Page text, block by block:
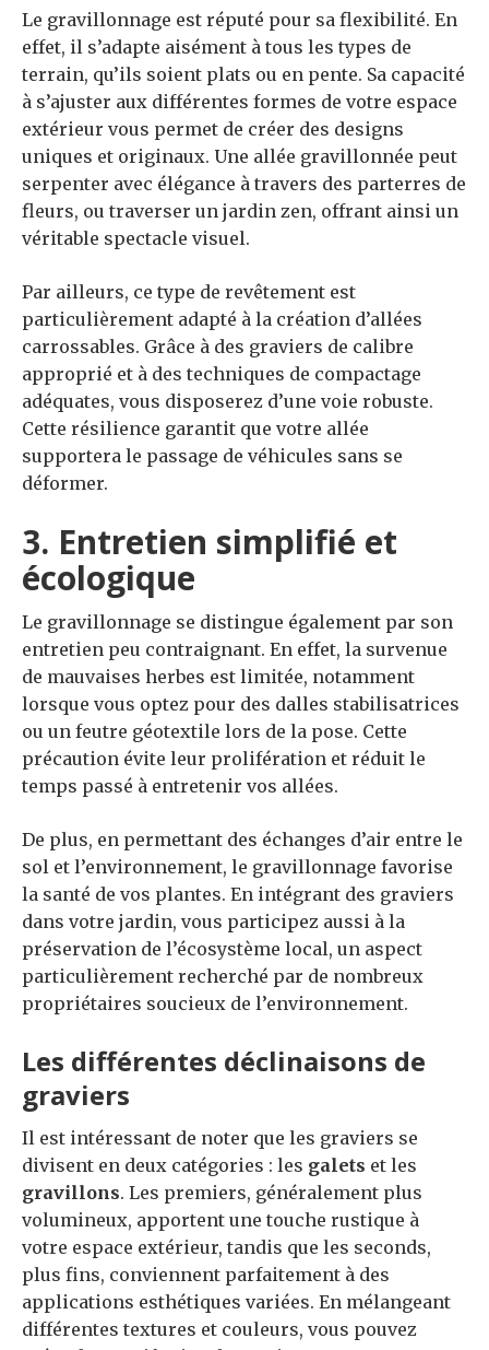
Le gravillonnage est réputé pour sa flexibilité. En
effet, il s’adapte aisément à tous les types de
terrain, qu’ils soient plats ou en pente. Sa capacité
à s’ajuster aux différentes formes de votre espace
extérieur vous permet de créer des designs
uniques et originaux. Une allée gravillonnée peut
serpenter avec élégance à travers des parterres de
fleurs, ou traverser un jardin zen, offrant ainsi un
véritable spectacle visuel.
Par ailleurs, ce type de revêtement est
particulièrement adapté à la création d’allées
carrossables. Grâce à des graviers de calibre
approprié et à des techniques de compactage
adéquates, vous disposerez d’une voie robuste.
Cette résilience garantit que votre allée
supportera le passage de véhicules sans se
déformer.
3. Entretien simplifié et
écologique
Le gravillonnage se distingue également par son
entretien peu contraignant. En effet, la survenue
de mauvaises herbes est limitée, notamment
lorsque vous optez pour des dalles stabilisatrices
ou un feutre géotextile lors de la pose. Cette
précaution évite leur prolifération et réduit le
temps passé à entretenir vos allées.
De plus, en permettant des échanges d’air entre le
sol et l’environnement, le gravillonnage favorise
la santé de vos plantes. En intégrant des graviers
dans votre jardin, vous participez aussi à la
préservation de l’écosystème local, un aspect
particulièrement recherché par de nombreux
propriétaires soucieux de l’environnement.
Les différentes déclinaisons de
graviers
Il est intéressant de noter que les graviers se
divisent en deux catégories : les galets et les
gravillons. Les premiers, généralement plus
volumineux, apportent une touche rustique à
votre espace extérieur, tandis que les seconds,
plus fins, conviennent parfaitement à des
applications esthétiques variées. En mélangeant
différentes textures et couleurs, vous pouvez